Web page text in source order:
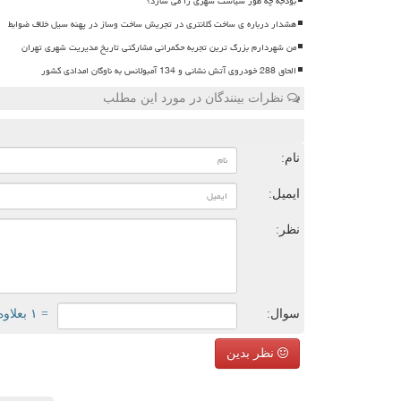
هشدار درباره ی ساخت کلانتری در تجریش ساخت وساز در پهنه سیل خلاف ضوابط
من شهردارم بزرگ ترین تجربه حکمرانی مشارکتی تاریخ مدیریت شهری تهران
الحاق 288 خودروی آتش نشانی و 134 آمبولانس به ناوگان امدادی کشور
نظرات بینندگان در مورد این مطلب
نام:
ایمیل:
نظر:
سوال: = ۱ بعلاوه ۱
نظر بدین